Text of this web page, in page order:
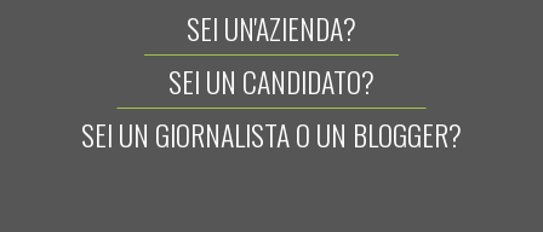
SEI UN'AZIENDA?
SEI UN CANDIDATO?
SEI UN GIORNALISTA O UN BLOGGER?